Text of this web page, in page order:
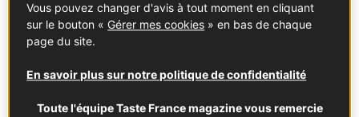
comme le phylloxéra à la fin du XIXe et au début du XXe
siècle, ou encore des évolutions techniques… Les années
70, 80 voire 90 ont vu, elles, l’avènement d’une viticulture
nourrie par un attirail de produits phytosanitaires,
apportaient un confort de travail mais, au tournant des
Vous pouvez changer d'avis à tout moment en cliquant
sur le bouton « Gérer mes cookies » en bas de chaque
page du site.
En savoir plus sur notre politique de confidentialité
Toute l'équipe Taste France magazine vous remercie